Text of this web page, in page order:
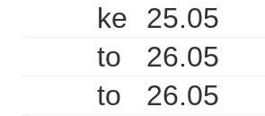
ke
25.05
to
26.05
to
26.05